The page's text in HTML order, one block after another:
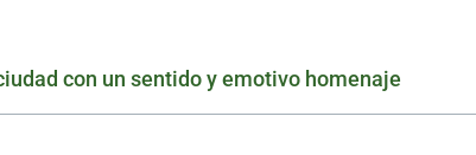
con un sentido y emotivo homenaje